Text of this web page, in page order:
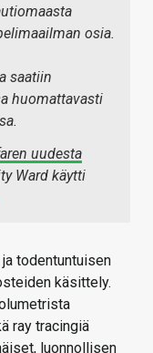
osia.
saatiin
huomattavasti
uudesta
Ward käytti
todentuntuisen
käsittely.
ray tracingiä
luonnollisen